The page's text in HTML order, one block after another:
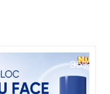
35%